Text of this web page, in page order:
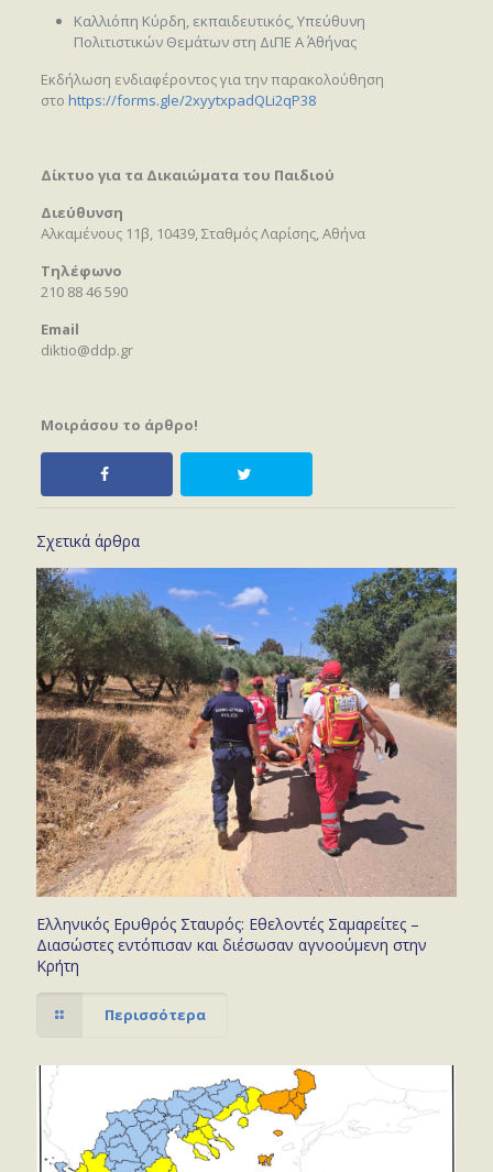
Καλλιόπη Κύρδη, εκπαιδευτικός, Υπεύθυνη
Πολιτιστικών Θεμάτων στη ΔιΠΕ Α΄ Αθήνας
Εκδήλωση ενδιαφέροντος για την παρακολούθηση
στο https://forms.gle/2xyytxpadQLi2qP38
Δίκτυο για τα Δικαιώματα του Παιδιού
Διεύθυνση
Αλκαμένους 11β, 10439, Σταθμός Λαρίσης, Αθήνα
Τηλέφωνο
210 88 46 590
Email
diktio@ddp.gr
Μοιράσου το άρθρο!
Σχετικά άρθρα
Ελληνικός Ερυθρός Σταυρός: Εθελοντές Σαμαρείτες –
Διασώστες εντόπισαν και διέσωσαν αγνοούμενη στην
Κρήτη
Περισσότερα